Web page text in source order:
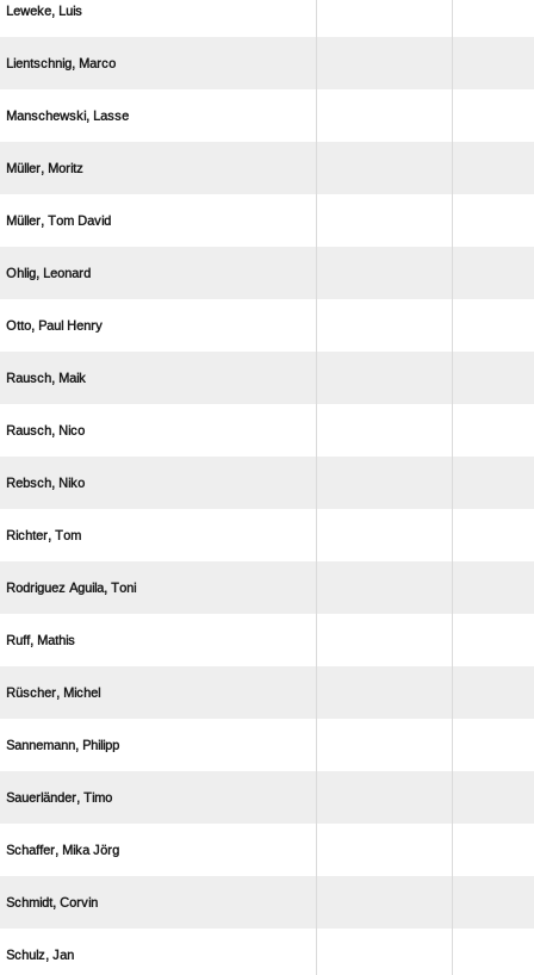
 
 
 
 
  
 
  
 
 
 
 
  
 
 
 
 
  
 
 